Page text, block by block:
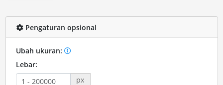
Pengaturan opsional
Ubah ukuran:
Lebar:
px